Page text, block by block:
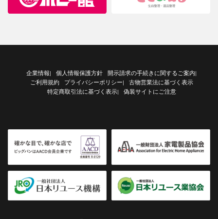
企業情報| 個人情報保護方針 開示請求の手続きに関するご案内|
ご利用規約 プライバシーポリシー|
古物営業法に基づく表示
特定商取引法に基づく表示| 偽装サイトにご注意